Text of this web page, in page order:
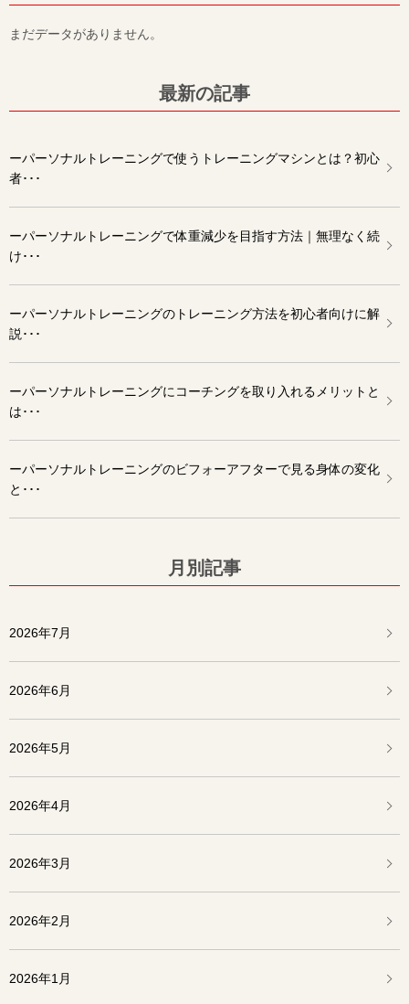
まだデータがありません。
最新の記事
ーパーソナルトレーニングで使うトレーニングマシンとは？初心
者･･･
ーパーソナルトレーニングで体重減少を目指す方法｜無理なく続
け･･･
ーパーソナルトレーニングのトレーニング方法を初心者向けに解
説･･･
ーパーソナルトレーニングにコーチングを取り入れるメリットと
は･･･
ーパーソナルトレーニングのビフォーアフターで見る身体の変化
と･･･
月別記事
2026年7月
2026年6月
2026年5月
2026年4月
2026年3月
2026年2月
2026年1月